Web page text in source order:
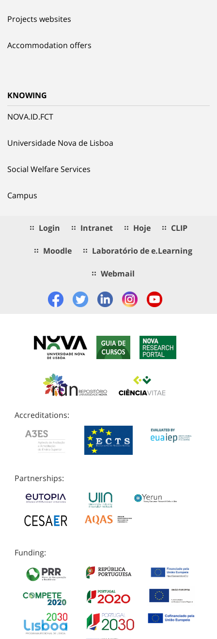
Projects websites
Accommodation offers
KNOWING
NOVA.ID.FCT
Universidade Nova de Lisboa
Social Welfare Services
Campus
Login Intranet Hoje CLIP
Moodle Laboratório de e.Learning
Webmail
Accreditations:
Partnerships:
Funding: